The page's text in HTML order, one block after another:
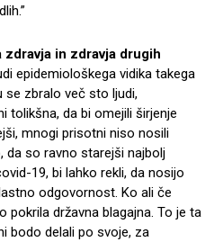
in zdravja drugih
epidemiološkega vidika takega
se zbralo več sto ljudi,
tolikšna, da bi omejili širjenje
mnogi prisotni niso nosili
da so ravno starejši najbolj
19, bi lahko rekli, da nosijo
odgovornost. Ko ali če
pokrila državna blagajna. To je ta
bodo delali po svoje, za